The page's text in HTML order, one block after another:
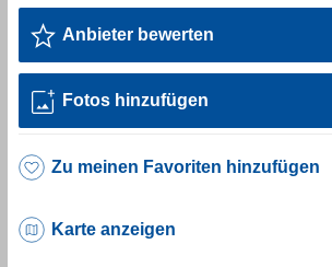
Anbieter bewerten
Fotos hinzufügen
Zu meinen Favoriten hinzufügen
Karte anzeigen